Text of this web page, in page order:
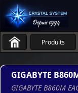
Produits
GIGABYTE
GIGABYTE B860M